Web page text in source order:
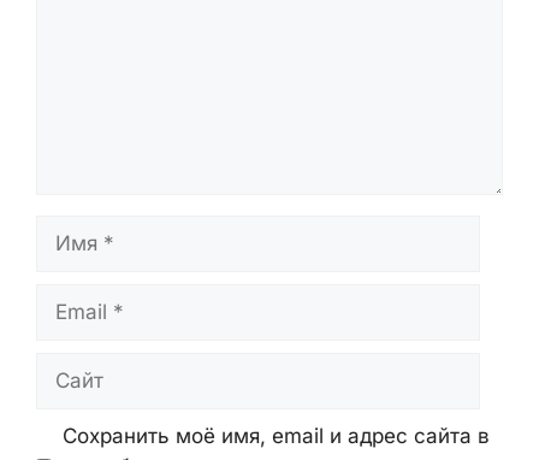
Сохранить моё имя, email и адрес сайта в